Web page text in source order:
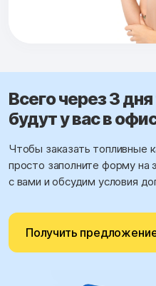
Всего через 3
будут у вас в
Чтобы заказать топливные
просто заполните форму
с вами и обсудим условия
Получить